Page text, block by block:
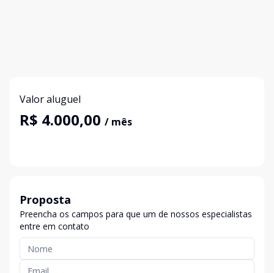
Valor aluguel
R$ 4.000,00 / mês
Proposta
Preencha os campos para que um de nossos especialistas
entre em contato